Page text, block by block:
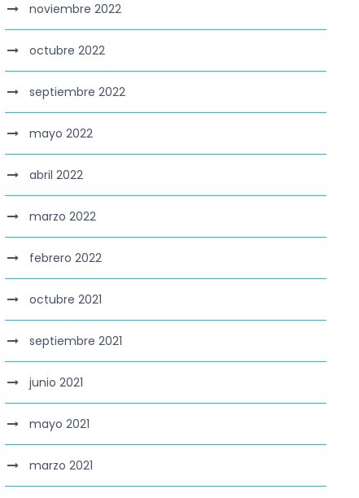
noviembre 2022
octubre 2022
septiembre 2022
mayo 2022
abril 2022
marzo 2022
febrero 2022
octubre 2021
septiembre 2021
junio 2021
mayo 2021
marzo 2021